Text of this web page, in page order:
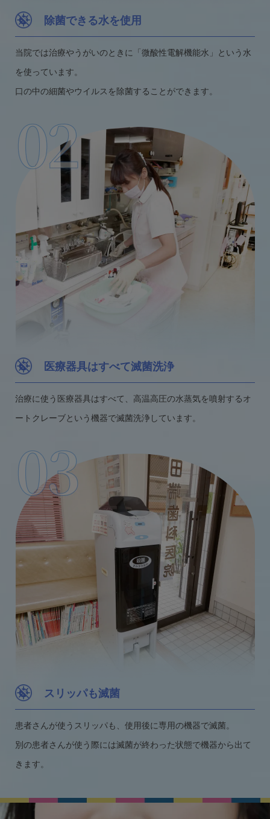
除菌できる水を使用
当院では治療やうがいのときに「微酸性電解機能水」という水
を使っています。
口の中の細菌やウイルスを除菌することができます。
医療器具はすべて滅菌洗浄
治療に使う医療器具はすべて、高温高圧の水蒸気を噴射するオ
ートクレーブという機器で滅菌洗浄しています。
スリッパも滅菌
患者さんが使うスリッパも、使用後に専用の機器で滅菌。
別の患者さんが使う際には滅菌が終わった状態で機器から出て
きます。